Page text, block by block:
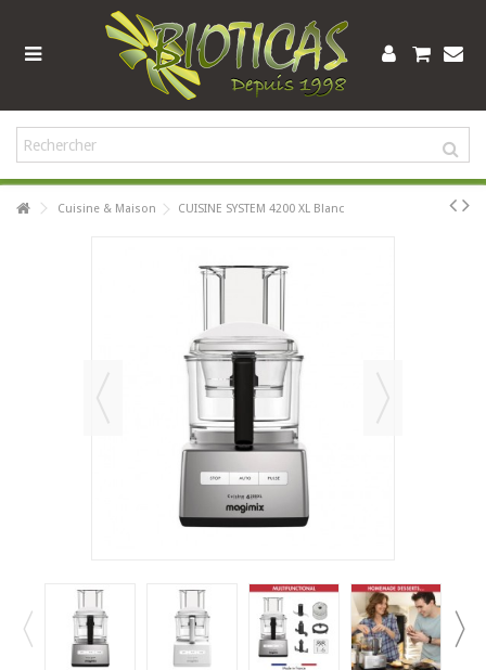
Cuisine & Maison CUISINE SYSTEM 4200 XL Blanc